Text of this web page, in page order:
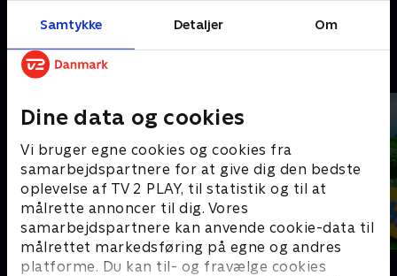
Samtykke Detaljer Om
Dine data og cookies
Vi bruger egne cookies og cookies fra
samarbejdspartnere for at give dig den bedste
oplevelse af TV 2 PLAY, til statistik og til at
målrette annoncer til dig. Vores
samarbejdspartnere kan anvende cookie-data til
målrettet markedsføring på egne og andres
platforme. Du kan til- og fravælge cookies
Andre så også
Minibods Teletubbies